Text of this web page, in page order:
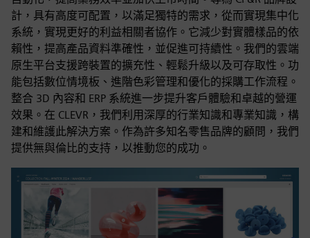
計，具有高度可配置，以滿足獨特的需求，從而實現集中化
系統，實現更好的利益相關者協作。它減少對實體樣品的依
賴性，提高產品資料準確性，並促進可持續性。我們的雲端
原生平台支援跨裝置的擴充性、輕鬆升級以及可存取性。功
能包括數位情境板、進階色彩管理和優化的採購工作流程。
整合 3D 內容和 ERP 系統進一步提升客戶體驗和卓越的營運
效果。在 CLEVR，我們利用深厚的行業知識和專業知識，構
建和維護此解決方案。作為許多知名零售品牌的顧問，我們
提供無與倫比的支持，以推動您的成功。